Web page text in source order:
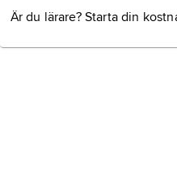
Är du lärare? Starta din